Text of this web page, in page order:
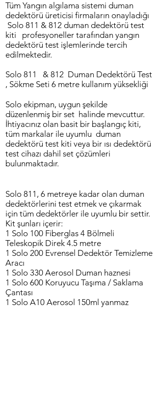
Tüm Yangın algılama sistemi duman
dedektörü üreticisi firmaların onayladığı
Solo 811 & 812 duman dedektörü test
kiti profesyoneller tarafından yangın
dedektörü test işlemlerinde tercih
edilmektedir.
Solo 811 & 812 Duman Dedektörü Test
, Sökme Seti 6 metre kullanım yüksekliği
Solo ekipman, uygun şekilde
düzenlenmiş bir set halinde mevcuttur.
İhtiyacınız olan basit bir başlangıç ​​kiti,
tüm markalar ile uyumlu duman
dedektörü test kiti veya bir ısı dedektörü
test cihazı dahil set çözümleri
bulunmaktadır.
Solo 811, 6 metreye kadar olan duman
dedektörlerini test etmek ve çıkarmak
için tüm dedektörler ile uyumlu bir settir.
Kit şunları içerir:
1 Solo 100 Fiberglas 4 Bölmeli
Teleskopik Direk 4.5 metre
1 Solo 200 Evrensel Dedektör Temizleme
Aracı
1 Solo 330 Aerosol Duman haznesi
1 Solo 600 Koruyucu Taşıma / Saklama
Çantası
1 Solo A10 Aerosol 150ml yanmaz